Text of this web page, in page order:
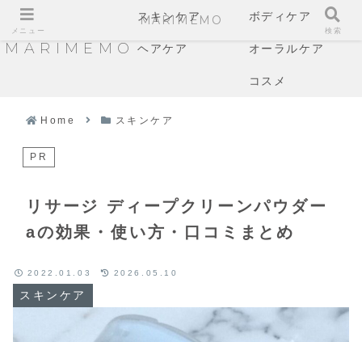
MARIMEMO
スキンケア ボディケア
ヘアケア オーラルケア
コスメ
Home スキンケア
PR
リサージ ディープクリーンパウダー
aの効果・使い方・口コミまとめ
スキンケア
2022.01.03 2026.05.10
メニュー
MARIMEMO
検索